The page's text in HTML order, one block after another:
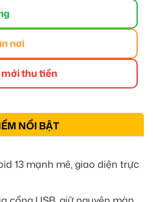
nơi
thu tiền
NỔI BẬT
13 mạnh mẽ, giao diện trực